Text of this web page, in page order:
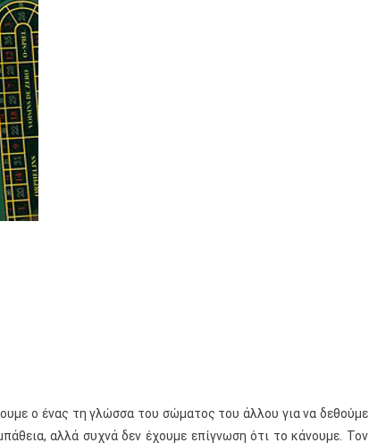
ο ένας τη γλώσσα του σώματος του άλλου για να δεθούμε
αλλά συχνά δεν έχουμε επίγνωση ότι το κάνουμε. Τον